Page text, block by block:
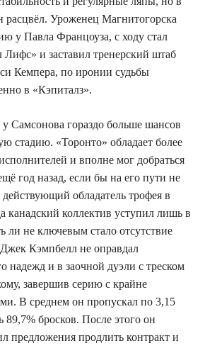
расцвёл. Уроженец Магнитогорска
у Павла Францоуза, с ходу стал
и заставил тренерский штаб
Кемпера, по иронии судьбы
в «Кэпиталз».
Самсонова гораздо больше шансов
стадию. «Торонто» обладает более
и вполне мог добраться
год назад, если бы на его пути не
обладатель трофея в
канадский коллектив уступил лишь в
ли не ключевым стало отсутствие
Кэмпбелл не оправдал
надежд и в заочной дуэли с треском
завершив серию с крайне
В среднем он пропускал по 3,15
89,7% бросков. После этого он
предложения продлить контракт и